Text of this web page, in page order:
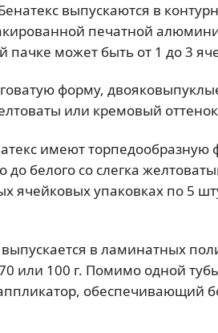
выпускаются в
печатной
пачке может быть от 1 до 3
форму,
или кремовый
имеют торпедообразную
до белого со слегка
ячейковых упаковках по 5
в ламинатных
или 100 г. Помимо одной
обеспечивающий